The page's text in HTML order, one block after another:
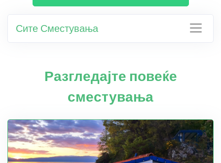
Сите Сместувања
Разгледајте повеќе
сместувања